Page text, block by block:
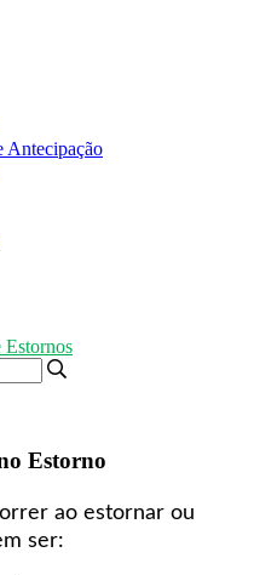
Antecipação
Estornos
Estorno
ao estornar ou
ser: